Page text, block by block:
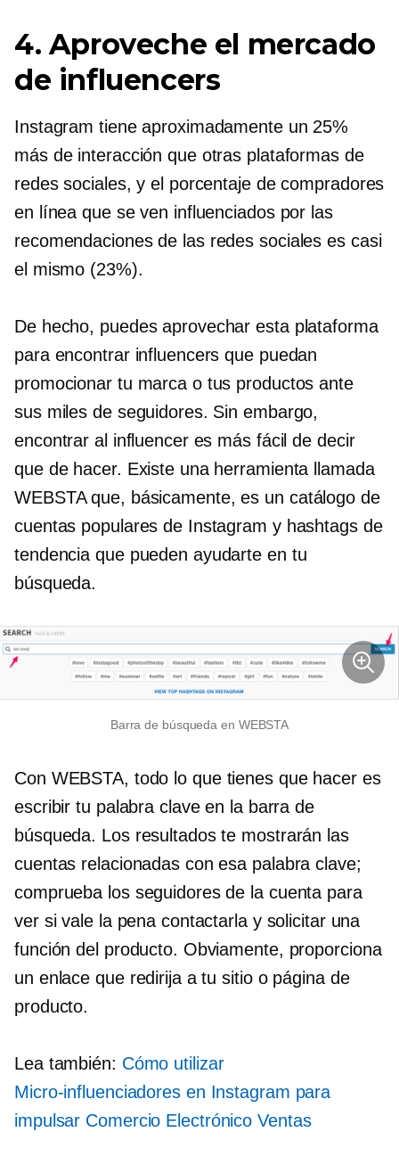
4. Aproveche el mercado
de influencers
Instagram tiene aproximadamente un 25%
más de interacción que otras plataformas de
redes sociales, y el porcentaje de compradores
en línea que se ven influenciados por las
recomendaciones de las redes sociales es casi
el mismo (23%).
De hecho, puedes aprovechar esta plataforma
para encontrar influencers que puedan
promocionar tu marca o tus productos ante
sus miles de seguidores. Sin embargo,
encontrar al influencer es más fácil de decir
que de hacer. Existe una herramienta llamada
WEBSTA que, básicamente, es un catálogo de
cuentas populares de Instagram y hashtags de
tendencia que pueden ayudarte en tu
búsqueda.
Barra de búsqueda en WEBSTA
Con WEBSTA, todo lo que tienes que hacer es
escribir tu palabra clave en la barra de
búsqueda. Los resultados te mostrarán las
cuentas relacionadas con esa palabra clave;
comprueba los seguidores de la cuenta para
ver si vale la pena contactarla y solicitar una
función del producto. Obviamente, proporciona
un enlace que redirija a tu sitio o página de
producto.
Lea también: Cómo utilizar
Micro-influenciadoresen Instagram para
impulsar Comercio Electrónico Ventas